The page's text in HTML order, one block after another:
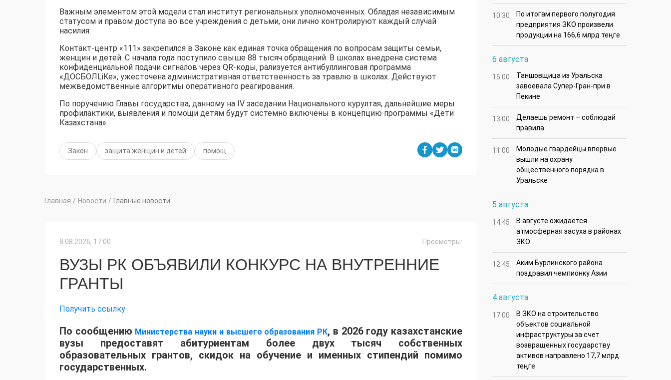
Важным элементом этой модели стал институт региональных уполномоченных. Обладая независимым
статусом и правом доступа во все учреждения с детьми, они лично контролируют каждый случай
насилия.
Контакт-центр «111» закрепился в Законе как единая точка обращения по вопросам защиты семьи,
женщин и детей. С начала года поступило свыше 88 тысяч обращений. В школах внедрена система
конфиденциальной подачи сигналов через QR-коды, рализуется антибуллинговая программа
«ДОСБОЛLiKe», ужесточена административная ответственность за травлю в школах. Действуют
межведомственные алгоритмы оперативного реагирования.
По поручению Главы государства, данному на IV заседании Национального курултая, дальнейшие меры
профилактики, выявления и помощи детям будут системно включены в концепцию программы «Дети
Казахстана».
Закон защита женщин и детей помощ
Главная / Новости / Главные новости
8.08.2026, 17:00 Просмотры:
ВУЗЫ РК ОБЪЯВИЛИ КОНКУРС НА ВНУТРЕННИЕ
ГРАНТЫ
Получить ссылку
По сообщению Министерства науки и высшего образования РК, в 2026 году казахстанские
вузы предоставят абитуриентам более двух тысяч собственных
образовательных грантов, скидок на обучение и именных стипендий помимо
государственных.
10:30
По итогам первого полугодия
предприятия ЗКО произвели
продукции на 166,6 млрд теңге
6 августа
15:00
Таншовщица из Уральска
завоевала Супер-Гран-при в
Пекине
13:00
Делаешь ремонт – соблюдай
правила
11:00
Молодые гвардейцы впервые
вышли на охрану
общественного порядка в
Уральске
5 августа
14:45
В августе ожидается
атмосферная засуха в районах
ЗКО
12:45
Аким Бурлинского района
поздравил чемпионку Азии
4 августа
17:00
В ЗКО на строительство
объектов социальной
инфраструктуры за счет
возвращенных государству
активов направлено 17,7 млрд
теңге